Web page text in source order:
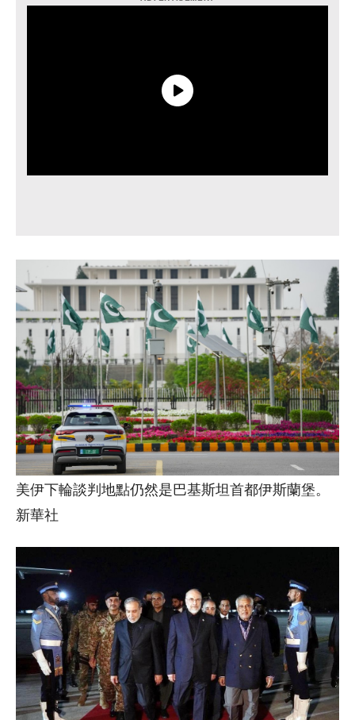
美伊下輪談判地點仍然是巴基斯坦首都伊斯蘭堡。
新華社